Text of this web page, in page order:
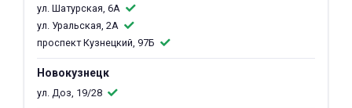
ул. Шатурская, 6А
ул. Уральская, 2А
проспект Кузнецкий, 97Б
Новокузнецк
ул. Доз, 19/28